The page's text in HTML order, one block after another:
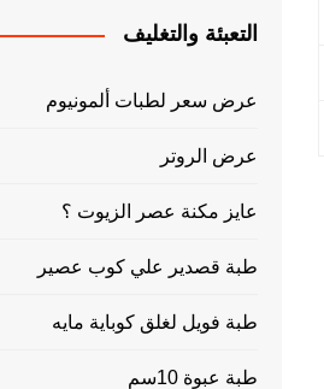
التعبئة والتغليف
عرض سعر لطبات ألمونيوم
عرض الروتر
عايز مكنة عصر الزيوت ؟
طبة قصدير علي كوب عصير
طبة فويل لغلق كوباية مايه
طبة عبوة 10سم